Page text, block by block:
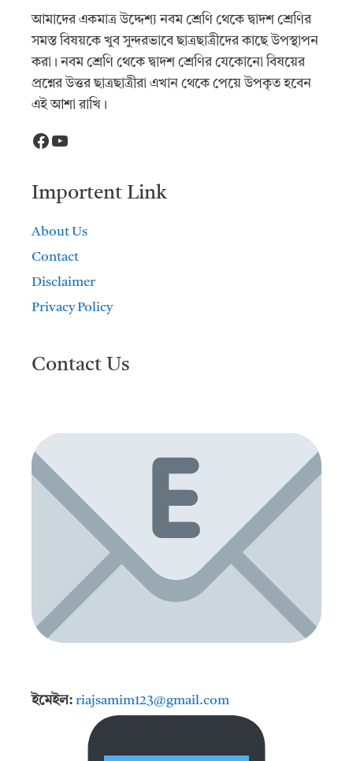
আমাদের একমাত্র উদ্দেশ্য নবম শ্রেণি থেকে দ্বাদশ শ্রেণির
সমস্ত বিষয়কে খুব সুন্দরভাবে ছাত্রছাত্রীদের কাছে উপস্থাপন
করা। নবম শ্রেণি থেকে দ্বাদশ শ্রেণির যেকোনো বিষয়ের
প্রশ্নের উত্তর ছাত্রছাত্রীরা এখান থেকে পেয়ে উপকৃত হবেন
এই আশা রাখি।
Facebook
YouTube
Importent Link
About Us
Contact
Disclaimer
Privacy Policy
Contact Us
ইমেইল: riajsamim123@gmail.com